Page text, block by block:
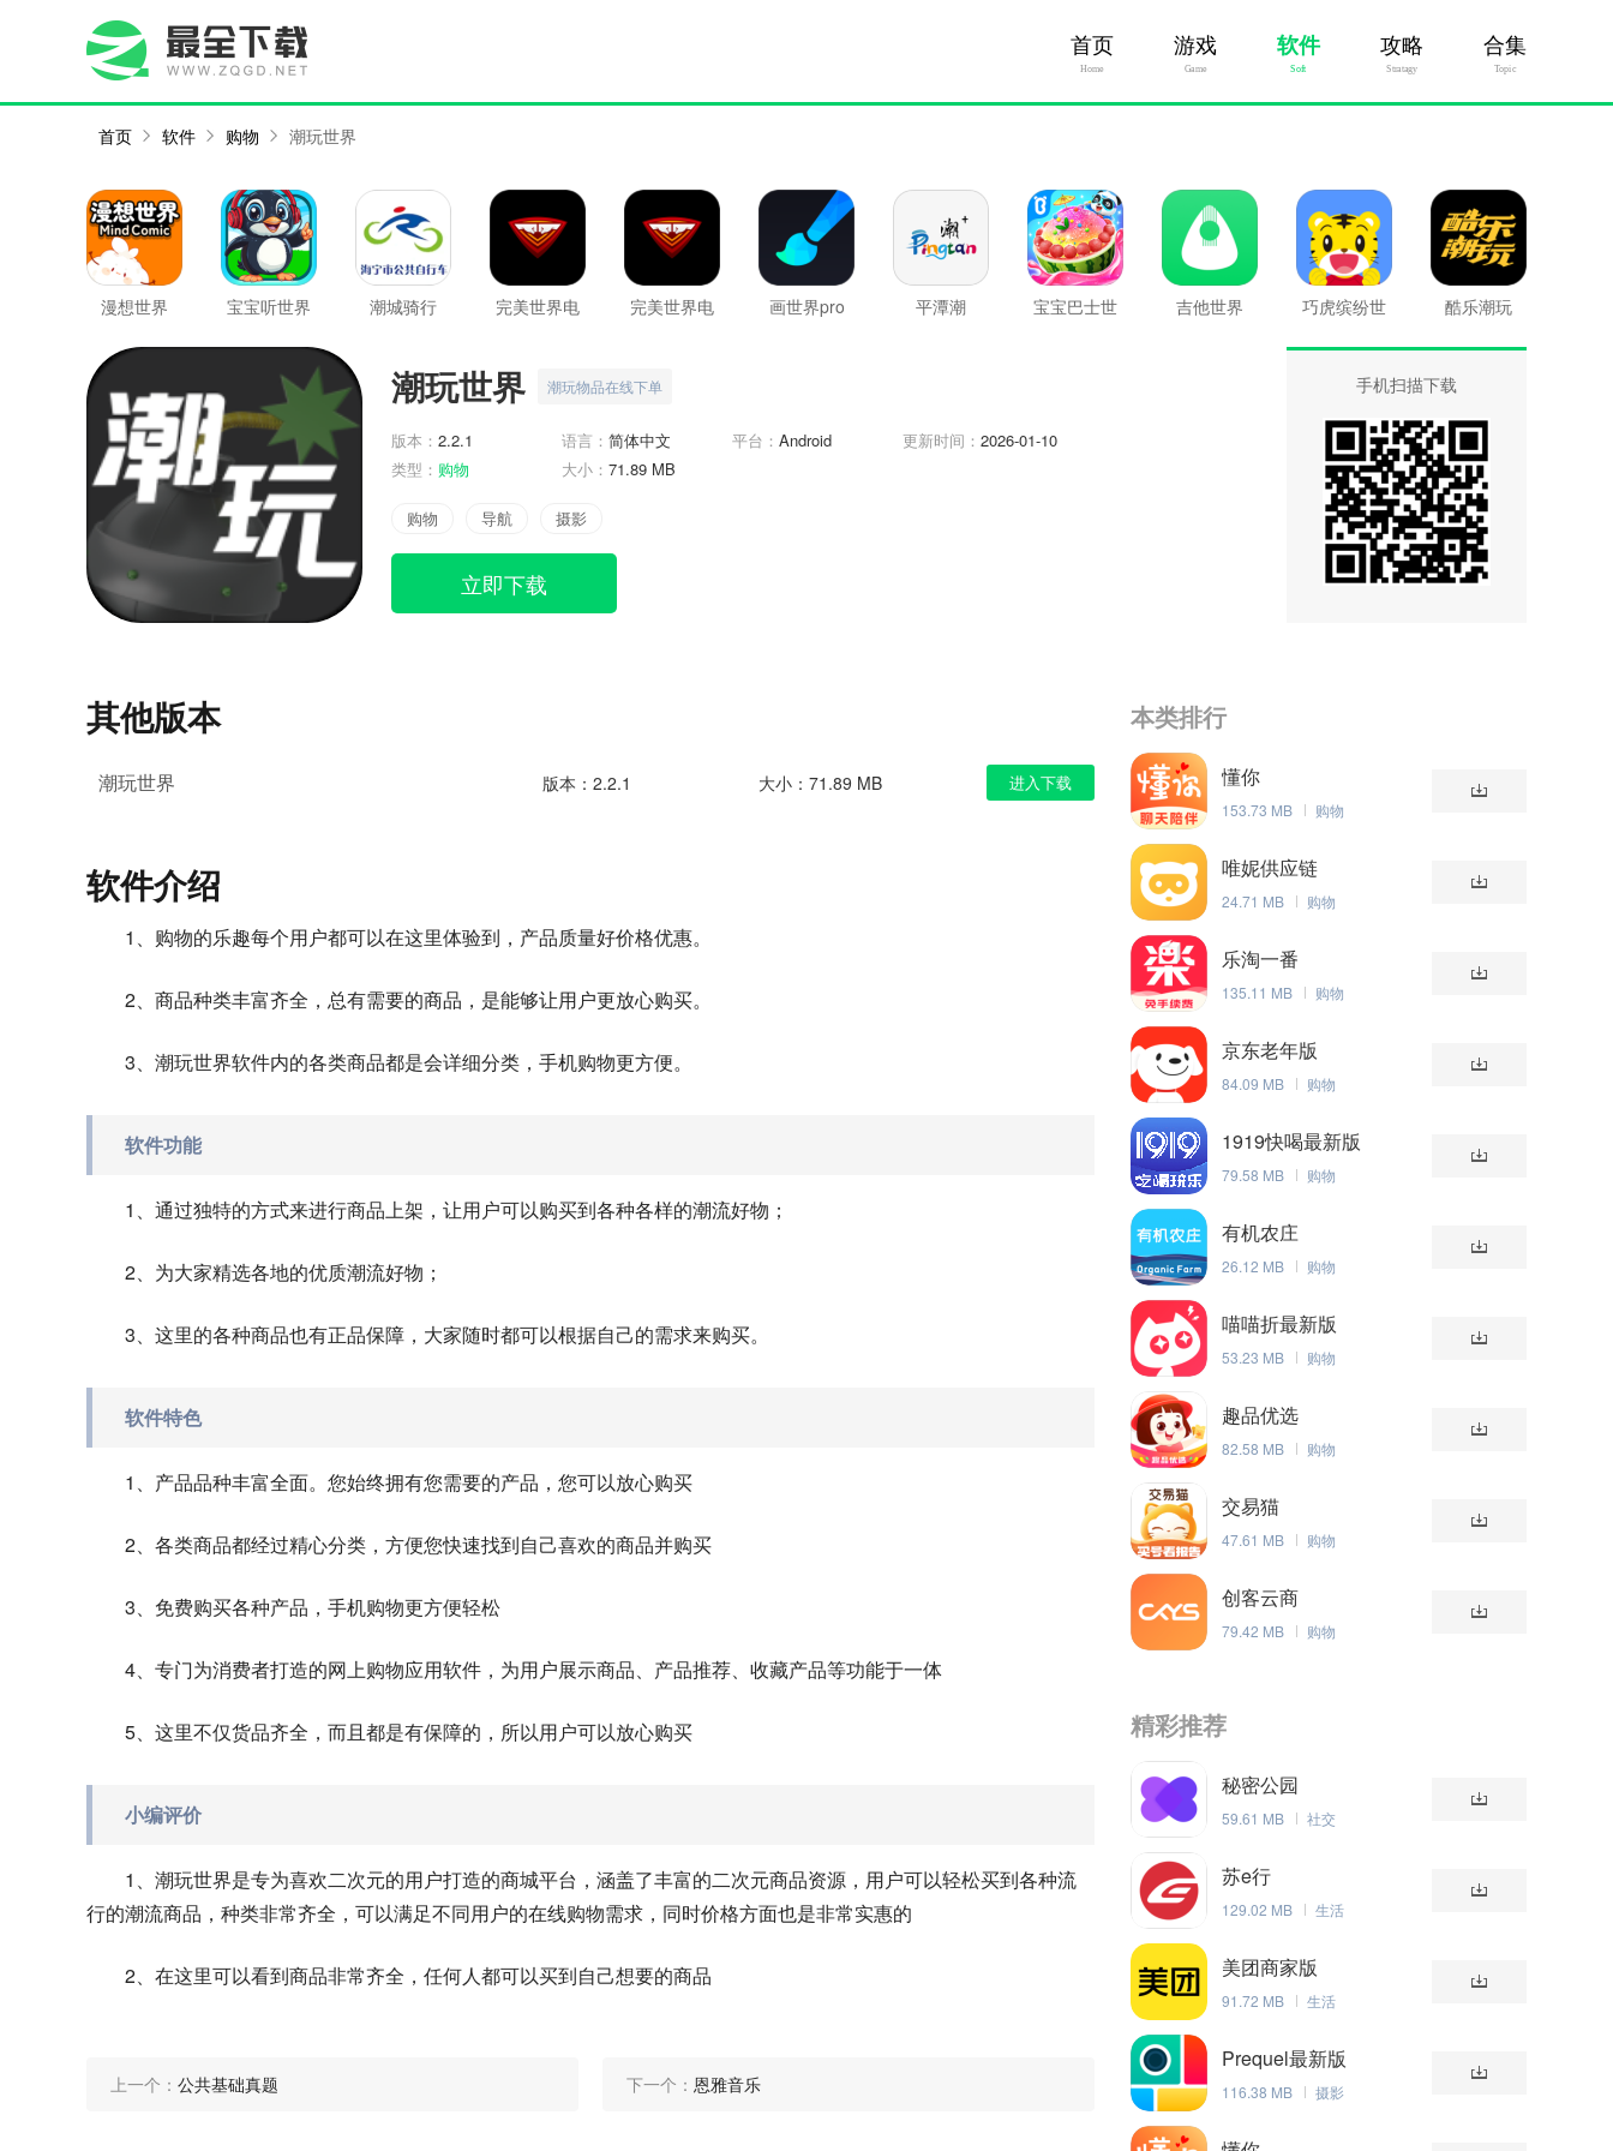
首页
Home
游戏
Game
软件
Soft
攻略
Stratagy
合集
Topic
首页 软件 购物 潮玩世界
漫想世界 宝宝听世界 潮城骑行
完美世界电
完美世界电
画世界pro 平潭潮
宝宝巴士世
吉他世界
巧虎缤纷世
酷乐潮玩
手机扫描下载
潮玩世界 潮玩物品在线下单
版本： 2.2.1 语言： 简体中文 平台： Android 更新时间： 2026-01-10
类型： 购物 大小： 71.89 MB
购物 导航 摄影
立即下载
其他版本
潮玩世界 版本：2.2.1 大小：71.89 MB 进入下载
软件介绍
1、购物的乐趣每个用户都可以在这里体验到，产品质量好价格优惠。
2、商品种类丰富齐全，总有需要的商品，是能够让用户更放心购买。
3、潮玩世界软件内的各类商品都是会详细分类，手机购物更方便。
软件功能
1、通过独特的方式来进行商品上架，让用户可以购买到各种各样的潮流好物；
2、为大家精选各地的优质潮流好物；
3、这里的各种商品也有正品保障，大家随时都可以根据自己的需求来购买。
软件特色
1、产品品种丰富全面。您始终拥有您需要的产品，您可以放心购买
2、各类商品都经过精心分类，方便您快速找到自己喜欢的商品并购买
3、免费购买各种产品，手机购物更方便轻松
4、专门为消费者打造的网上购物应用软件，为用户展示商品、产品推荐、收藏产品等功能于一体
5、这里不仅货品齐全，而且都是有保障的，所以用户可以放心购买
小编评价
1、潮玩世界是专为喜欢二次元的用户打造的商城平台，涵盖了丰富的二次元商品资源，用户可以轻松买到各种流
行的潮流商品，种类非常齐全，可以满足不同用户的在线购物需求，同时价格方面也是非常实惠的
2、在这里可以看到商品非常齐全，任何人都可以买到自己想要的商品
上一个： 公共基础真题 下一个： 恩雅音乐
本类排行
懂你
153.73 MB 购物
唯妮供应链
24.71 MB 购物
乐淘一番
135.11 MB 购物
京东老年版
84.09 MB 购物
1919快喝最新版
79.58 MB 购物
有机农庄
26.12 MB 购物
喵喵折最新版
53.23 MB 购物
趣品优选
82.58 MB 购物
交易猫
47.61 MB 购物
创客云商
79.42 MB 购物
精彩推荐
秘密公园
59.61 MB 社交
苏e行
129.02 MB 生活
美团商家版
91.72 MB 生活
Prequel最新版
116.38 MB 摄影